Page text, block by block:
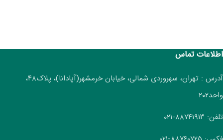
اطلاعات تماس
آدرس : تهران، سهروردی شمالی، خیابان خرمشهر(آپادانا)، پلاک۴۸،
واحد۲۰۲
تلفن: ۸۸۷۴۱۹۱۳-۰۲۱